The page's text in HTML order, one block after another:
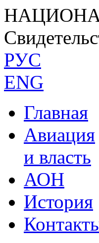
РУС
ENG
Главная
Авиация
и власть
АОН
История